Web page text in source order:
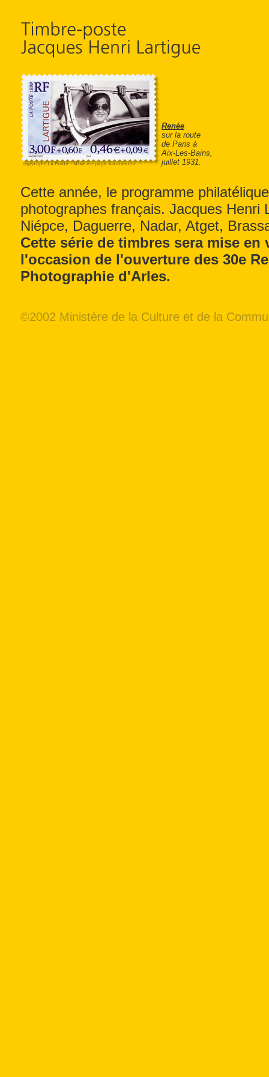
Renée
sur la route
de Paris à
Aix-Les-Bains,
juillet 1931.
Cette année, le programme
photographes français. Jacques Henri
Niépce, Daguerre, Nadar, Atget,
Cette série de timbres sera mise
l'occasion de l'ouverture des 30e
Photographie d'Arles.
©2002 Ministère de la Culture et de la